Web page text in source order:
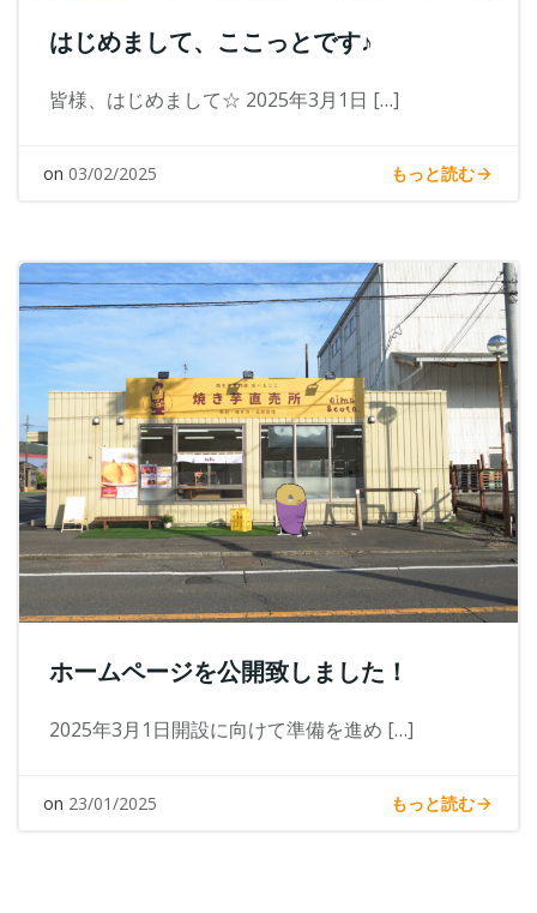
はじめまして、ここっとです♪
皆様、はじめまして☆ 2025年3月1日 […]
on 03/02/2025 もっと読む
ホームページを公開致しました！
2025年3月1日開設に向けて準備を進め […]
on 23/01/2025 もっと読む